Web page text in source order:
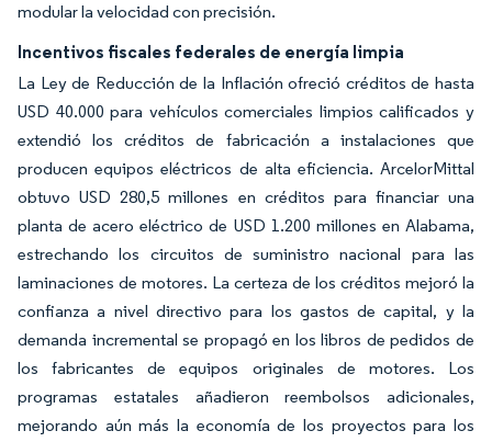
modular la velocidad con precisión.
Incentivos fiscales federales de energía limpia
La Ley de Reducción de la Inflación ofreció créditos de hasta
USD 40.000 para vehículos comerciales limpios calificados y
extendió los créditos de fabricación a instalaciones que
producen equipos eléctricos de alta eficiencia. ArcelorMittal
obtuvo USD 280,5 millones en créditos para financiar una
planta de acero eléctrico de USD 1.200 millones en Alabama,
estrechando los circuitos de suministro nacional para las
laminaciones de motores. La certeza de los créditos mejoró la
confianza a nivel directivo para los gastos de capital, y la
demanda incremental se propagó en los libros de pedidos de
los fabricantes de equipos originales de motores. Los
programas estatales añadieron reembolsos adicionales,
mejorando aún más la economía de los proyectos para los